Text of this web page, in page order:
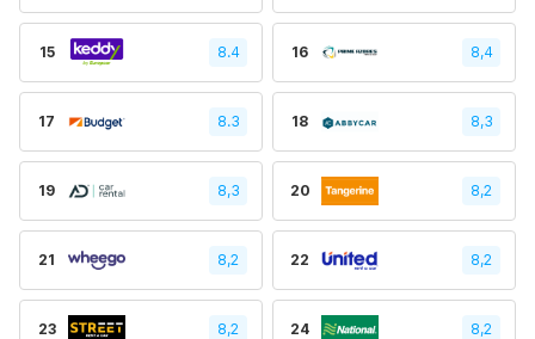
15 8.4 16 8,4
17 8.3 18 8,3
19 8,3 20 8,2
21 8,2 22 8,2
23 8,2 24 8,2